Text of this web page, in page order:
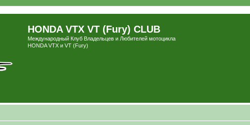
HONDA VTX VT (Fury) CLUB
Международный Клуб Владельцев и Любителей мотоцикла
HONDA VTX и VT (Fury)